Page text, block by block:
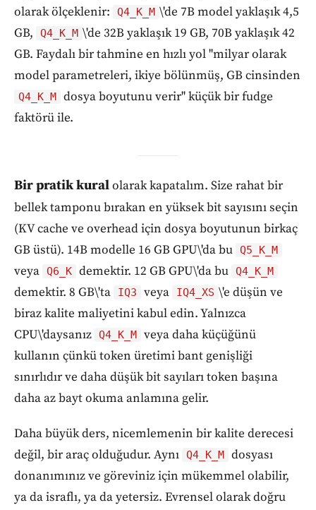
olarak ölçeklenir:
Q4_K_M \'de 7B model yaklaşık 4,5
GB,
Q4_K_M \'de 32B yaklaşık 19 GB, 70B yaklaşık 42
GB. Faydalı bir tahmine en hızlı yol "milyar olarak
model parametreleri, ikiye bölünmüş, GB cinsinden
Q4_K_M
dosya boyutunu verir" küçük bir fudge
faktörü ile.
Bir pratik kuralolarak kapatalım. Size rahat bir
bellek tamponu bırakan en yüksek bit sayısını seçin
(KV cache ve overhead için dosya boyutunun birkaç
GB üstü). 14B modelle 16 GB GPU\'da bu Q5_K_M
veya Q6_K demektir. 12 GB GPU\'da bu Q4_K_M
demektir. 8 GB\'ta IQ3 veya IQ4_XS \'e düşün ve
biraz kalite maliyetini kabul edin. Yalnızca
CPU\'daysanız Q4_K_M
veya daha küçüğünü
kullanın çünkü token üretimi bant genişliği
sınırlıdır ve daha düşük bit sayıları token başına
daha az bayt okuma anlamına gelir.
Daha büyük ders, nicemlemenin bir kalite derecesi
değil, bir araç olduğudur. Aynı Q4_K_M
dosyası
donanımınız ve göreviniz için mükemmel olabilir,
ya da israflı, ya da yetersiz. Evrensel olarak doğru